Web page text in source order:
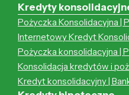
Kredyty
Pożyczka Konsolidacyjna |
Internetowy Kredyt
Pożyczka konsolidacyjna |
Konsolidacja kredytów i
Kredyt konsolidacyjny |